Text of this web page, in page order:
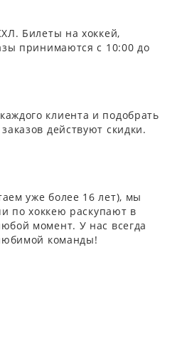
Билеты на хоккей,
принимаются с 10:00 до
клиента и подобрать
действуют скидки.
уже более 16 лет), мы
по хоккею раскупают в
момент. У нас всегда
команды!